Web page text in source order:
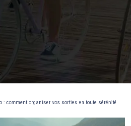
: comment organiser vos sorties en toute sérénité